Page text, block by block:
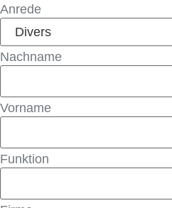
Anrede
Nachname
Vorname
Funktion